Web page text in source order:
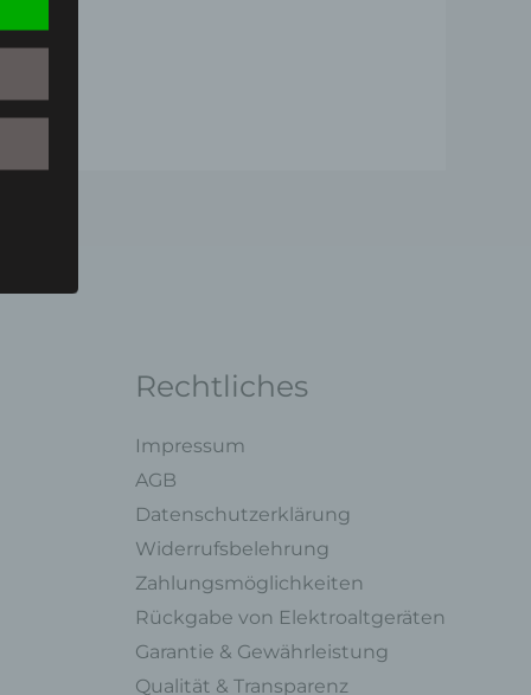
Rechtliches
Impressum
AGB
Datenschutzerklärung
Widerrufsbelehrung
Zahlungsmöglichkeiten
Rückgabe von Elektroaltgeräten
Garantie & Gewährleistung
Qualität & Transparenz
einer